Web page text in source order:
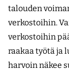
talouden
verkostoihin.
verkostoihin
raakaa työtä ja
harvoin näkee